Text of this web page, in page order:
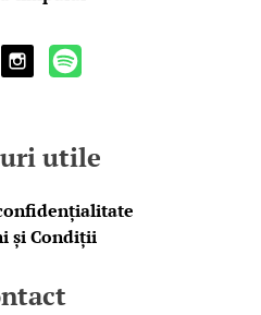
utile
și Condiții